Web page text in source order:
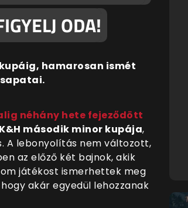
ODA!
hamarosan ismét
néhány hete fejeződött
második minor kupája,
A lebonyolítás nem változott,
az előző két bajnok, akik
játékost ismerhettek meg
akár egyedül lehozzanak